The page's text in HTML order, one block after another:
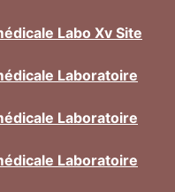
Labo Xv Site
Laboratoire
Laboratoire
Laboratoire